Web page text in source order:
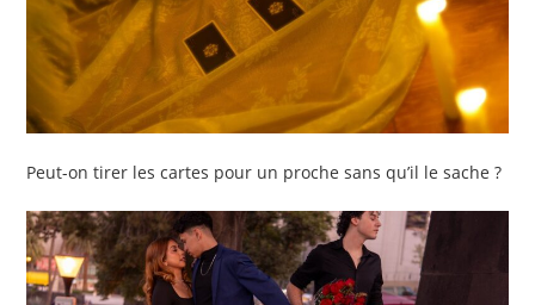
Peut-on tirer les cartes pour un proche sans qu’il le sache ?